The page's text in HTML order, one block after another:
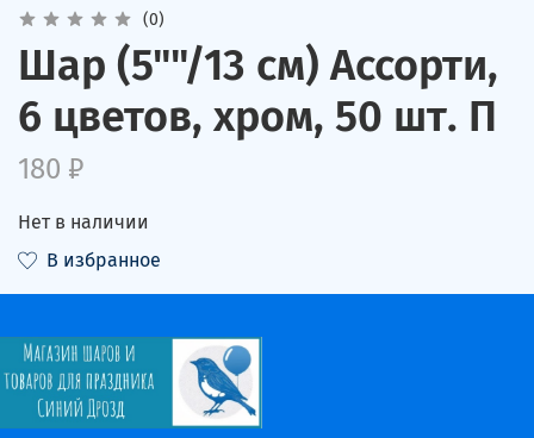
(0)
Шар (5""/13 см) Ассорти,
6 цветов, хром, 50 шт. П
180 ₽
Нет в наличии
В избранное